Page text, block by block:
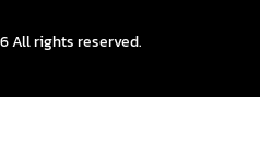
All rights reserved.